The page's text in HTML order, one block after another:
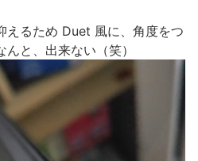
えるため Duet 風に、角度をつ
と、出来ない（笑）